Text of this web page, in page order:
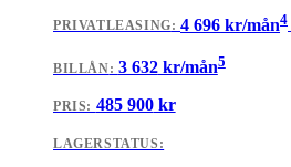
PRIVATLEASING:4 696 kr/mån4
BILLÅN: 3 632kr/mån5
PRIS: 485 900kr
LAGERSTATUS: